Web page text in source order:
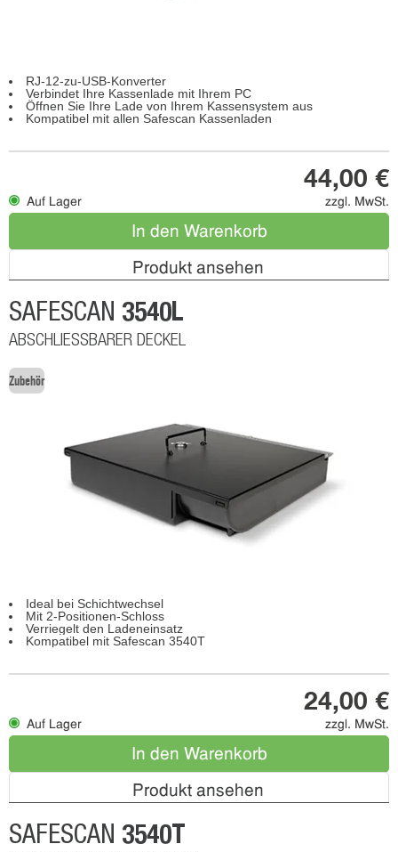
RJ-12-zu-USB-Konverter
Verbindet Ihre Kassenlade mit Ihrem PC
Öffnen Sie Ihre Lade von Ihrem Kassensystem aus
Kompatibel mit allen Safescan Kassenladen
Auf Lager
44,00 €
zzgl. MwSt.
In den Warenkorb
Produkt ansehen
SAFESCAN 3540L
ABSCHLIESSBARER DECKEL
Zubehör
Ideal bei Schichtwechsel
Mit 2-Positionen-Schloss
Verriegelt den Ladeneinsatz
Kompatibel mit Safescan 3540T
Auf Lager
24,00 €
zzgl. MwSt.
In den Warenkorb
Produkt ansehen
SAFESCAN 3540T